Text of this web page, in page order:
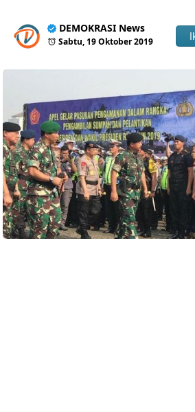
DEMOKRASI News
Sabtu, 19 Oktober 2019